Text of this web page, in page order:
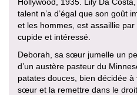
talent n’a d’égal que son goût
et les hommes, est assaillie
cupide et intéressé.
Deborah, sa sœur jumelle un
d’un austère pasteur du
patates douces, bien décidée à
sœur et la remettre dans le droit